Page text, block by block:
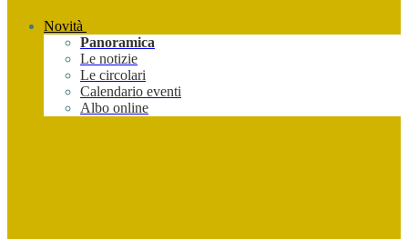
Novità
Panoramica
Le notizie
Le circolari
Calendario eventi
Albo online